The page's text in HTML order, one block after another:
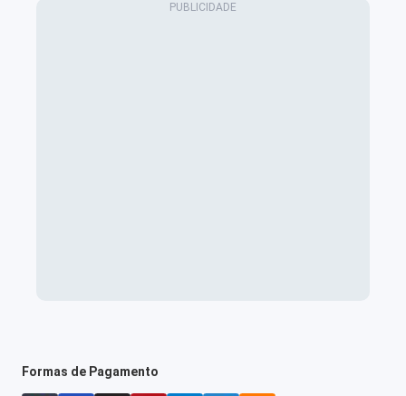
Formas de Pagamento